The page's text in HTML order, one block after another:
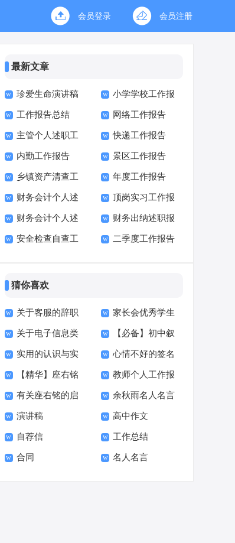
会员登录 会员注册
最新文章
珍爱生命演讲稿
(15篇)
小学学校工作报
告校长述职报告
工作报告总结 网络工作报告
主管个人述职工
作报告
快递工作报告
内勤工作报告 景区工作报告
乡镇资产清查工
作报告
年度工作报告
财务会计个人述
职报告7篇
顶岗实习工作报
告
财务会计个人述
职报告
财务出纳述职报
告
安全检查自查工 二季度工作报告
猜你喜欢
关于客服的辞职
报告范文集锦9篇
家长会优秀学生
发言稿
关于电子信息类
专业自荐信模板8篇
【必备】初中叙
事作文5篇
实用的认识与实
习报告模板集合七篇
心情不好的签名
精选15篇
【精华】座右铭
的启示作文集锦六篇
教师个人工作报
告
有关座右铭的启
示作文300字合集九
篇
余秋雨名人名言
说说（通用60句）
演讲稿 高中作文
自荐信 工作总结
合同 名人名言